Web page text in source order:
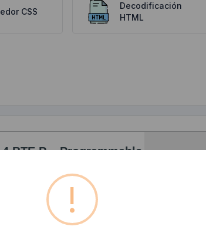
CSS
Decodificación
HTML
!